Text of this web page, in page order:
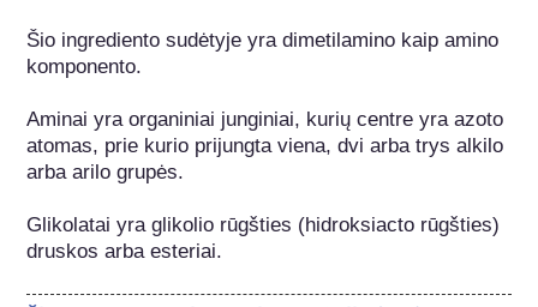
Šio ingrediento sudėtyje yra dimetilamino kaip amino
komponento.
Aminai yra organiniai junginiai, kurių centre yra azoto
atomas, prie kurio prijungta viena, dvi arba trys alkilo
arba arilo grupės.
Glikolatai yra glikolio rūgšties (hidroksiacto rūgšties)
druskos arba esteriai.